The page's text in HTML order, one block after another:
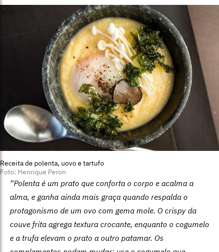
Receita de polenta, uovo e tartufo
Foto: Henrique Peron
“Polenta é um prato que conforta o corpo e acalma a
alma, e ganha ainda mais graça quando respalda o
protagonismo de um ovo com gema mole. O crispy da
couve frita agrega textura crocante, enquanto o cogumelo
e a trufa elevam o prato a outro patamar. Os